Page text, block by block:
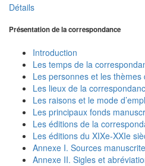
Détails
Présentation de la correspondance
Introduction
Les temps de la
Les personnes et les
Les lieux de la
Les raisons et le mode
Les principaux fonds
Les éditions de la
Les éditions du XIXe-XXIe
Annexe I. Sources
Annexe II. Sigles et